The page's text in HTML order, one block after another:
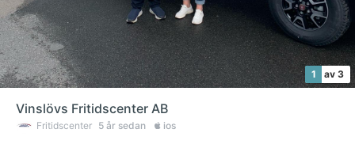
1 av 3
Vinslövs Fritidscenter AB
Fritidscenter 5 år sedan ios